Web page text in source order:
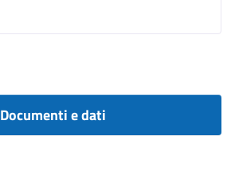
Documenti e dati